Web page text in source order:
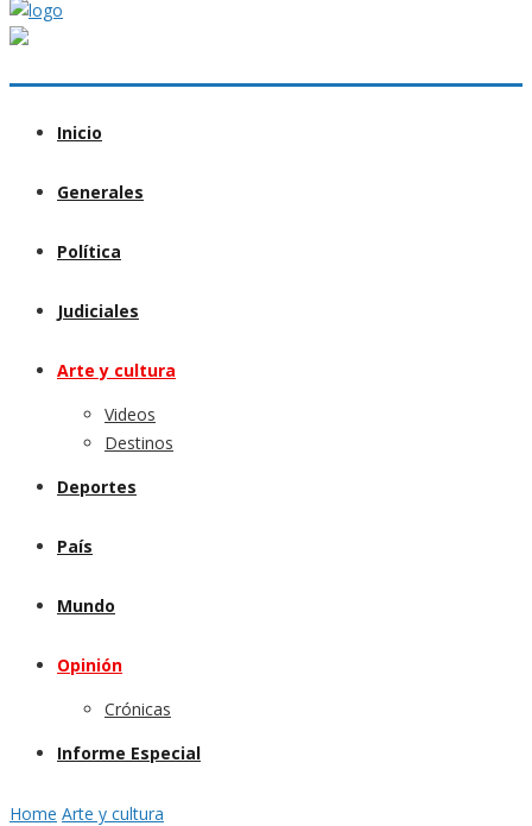
Inicio
Generales
Política
Judiciales
Arte y cultura
Videos
Destinos
Deportes
País
Mundo
Opinión
Crónicas
Informe Especial
Home Arte y cultura